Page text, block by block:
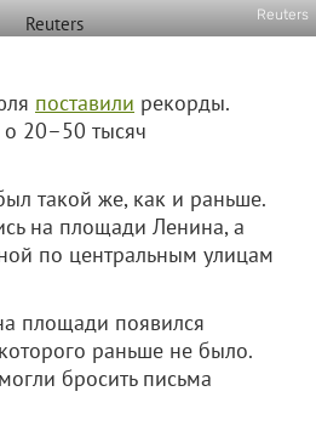
Reuters
поставили рекорды.
20–50 тысяч
такой же, как и раньше.
на площади Ленина, а
по центральным улицам
площади появился
раньше не было.
бросить письма